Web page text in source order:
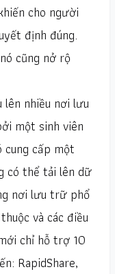
cho người
định đúng.
cũng nở rộ
nhiều nơi lưu
một sinh viên
cung cấp một
có thể tải lên dữ
nơi lưu trữ phổ
và các điều
chỉ hỗ trợ 10
RapidShare,